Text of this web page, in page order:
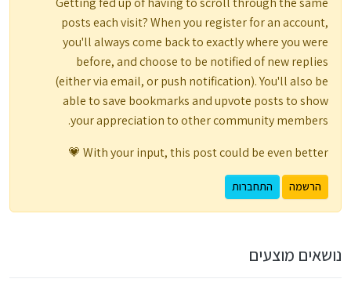
posts each visit? When you register for an account,
you'll always come back to exactly where you were
before, and choose to be notified of new replies
(either via email, or push notification). You'll also be
able to save bookmarks and upvote posts to show
your appreciation to other community members.
With your input, this post could be even better 💗
הרשמה התחברות
נושאים מוצעים